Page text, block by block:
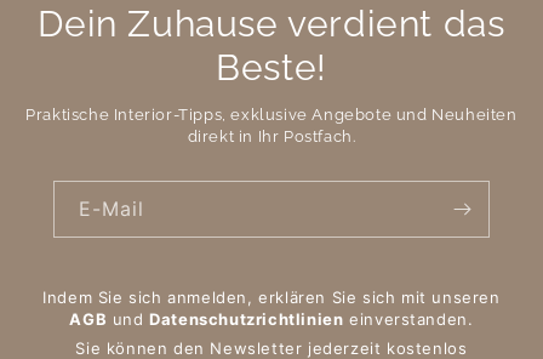
Dein Zuhause verdient das
Beste!
Praktische Interior-Tipps, exklusive Angebote und Neuheiten
direkt in Ihr Postfach.
E-Mail
Indem Sie sich anmelden, erklären Sie sich mit unseren
AGB undDatenschutzrichtlinien einverstanden.
Sie können den Newsletter jederzeit kostenlos